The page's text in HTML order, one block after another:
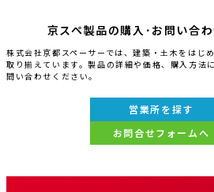
京スペ製品の購入･お問い合
株式会社京都スペーサーでは、建築・土木をはじ
取り揃えています。製品の詳細や価格、購入方法
問い合わせください。
営業所を探す
お問合せフォームへ